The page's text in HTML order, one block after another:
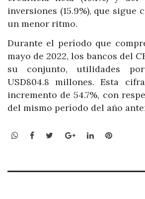
inversiones (15.9%), que sigue
un menor ritmo.
Durante el período que
mayo de 2022, los bancos del
su conjunto, utilidades
USD804.8 millones. Esta
incremento de 54.7%, con
del mismo período del año
WhatsApp
Facebook
TwitterGoogle+LinkedInPinterest